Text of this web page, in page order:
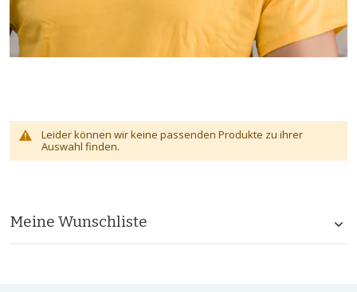
Leider können wir keine passenden Produkte zu ihrer
Auswahl finden.
Meine Wunschliste